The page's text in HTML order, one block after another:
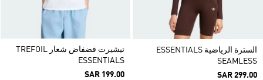
السترة الرياضية ESSENTIALS
SEAMLESS
SAR 299.00
تيشيرت فضفاض شعار TREFOIL
ESSENTIALS
SAR 199.00